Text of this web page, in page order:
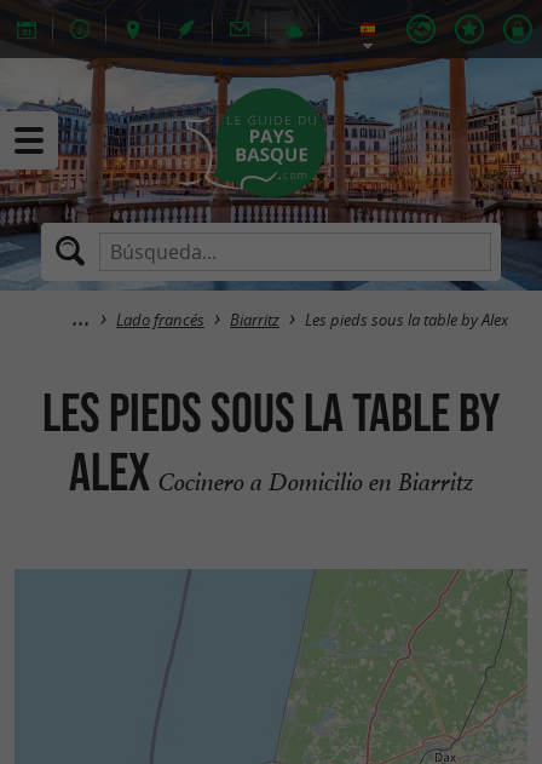
Lado francés Biarritz Les pieds sous la table by Alex
Les pieds sous la table by
Alex Cocinero a Domicilio en Biarritz